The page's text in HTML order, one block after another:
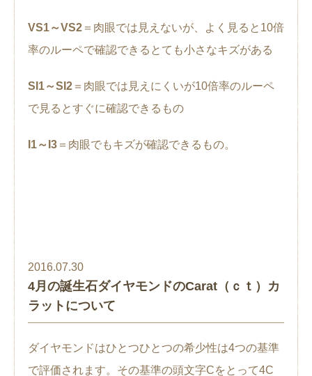
VS1～VS2 ＝肉眼では見えないが、よく見ると10倍
率のルーペで確認できるとても小さなキズがある
SI1～SI2 ＝肉眼では見えにくいが10倍率のルーペ
で見るとすぐに確認できるもの
I1～I3 ＝肉眼でもキズが確認できるもの。
2016.07.30
4月の誕生石ダイヤモンドのCarat（ｃｔ）カ
ラットについて
ダイヤモンドはひとつひとつの希少性は4つの基準
で評価されます。その基準の頭文字Cをとって4C